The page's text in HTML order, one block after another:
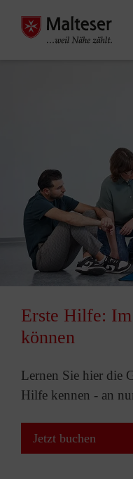
Erste Hilfe:
können
Lernen Sie hier die
Hilfe kennen - an
Jetzt buchen